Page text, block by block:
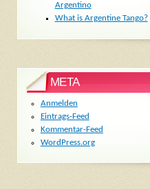
Argentino
What is Argentine Tango?
META
Anmelden
Eintrags-Feed
Kommentar-Feed
WordPress.org